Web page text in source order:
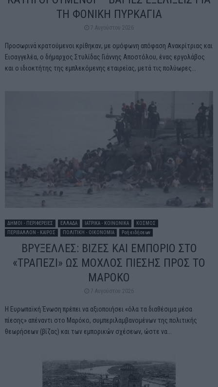
ΤΗ ΦΟΝΙΚΗ ΠΥΡΚΑΓΙΑ
7 Αυγούστου 2026
Προσωρινά κρατούμενοι κρίθηκαν, με ομόφωνη απόφαση Ανακρίτριας και
Εισαγγελέα, ο δήμαρχος Στυλίδας Γιάννης Αποστόλου, ένας εργολάβος
και ο ιδιοκτήτης της εμπλεκόμενης εταιρείας, μετά τις πολύωρες...
ΔΗΜΟΙ - ΠΕΡΙΦΕΡΕΙΕΣ ΕΛΛΑΔΑ ΙΑΤΡΙΚΑ - ΚΟΙΝΩΝΙΚΑ
ΚΟΣΜΟΣ
ΠΕΡΙΒΑΛΛΟΝ - ΚΑΙΡΟΣ
ΠΟΛΙΤΙΚΗ - ΟΙΚΟΝΟΜΙΑ Ροή ειδήσεων
ΒΡΥΞΕΛΛΕΣ: ΒΙΖΕΣ ΚΑΙ ΕΜΠΟΡΙΟ ΣΤΟ
«ΤΡΑΠΕΖΙ» ΩΣ ΜΟΧΛΟΣ ΠΙΕΣΗΣ ΠΡΟΣ ΤΟ
ΜΑΡΟΚΟ
7 Αυγούστου 2026
Η Ευρωπαϊκή Ένωση πρέπει να αξιοποιήσει «όλα τα διαθέσιμα μέσα
πίεσης» απέναντι στο Μαρόκο, συμπεριλαμβανομένων της πολιτικής
θεωρήσεων (βίζας) και των εμπορικών σχέσεων, ώστε να...